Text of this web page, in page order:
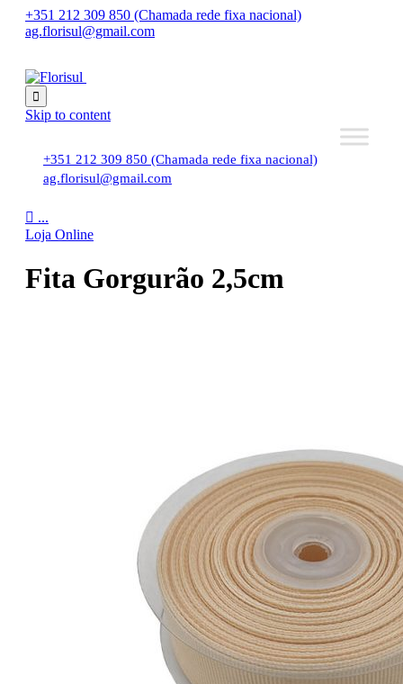
+351 212 309 850 (Chamada rede fixa nacional)
ag.florisul@gmail.com

Skip to content
+351 212 309 850 (Chamada rede fixa nacional)
ag.florisul@gmail.com
 ...
Loja Online
Fita Gorgurão 2,5cm